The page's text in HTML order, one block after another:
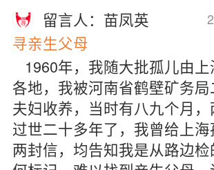
留言人：苗凤英
寻亲生父母
1960年，我随大批孤儿由
各地，我被河南省鹤壁矿务
夫妇收养，当时有八九个月
过世二十多年了，我曾给上
两封信，均告知我是从路边